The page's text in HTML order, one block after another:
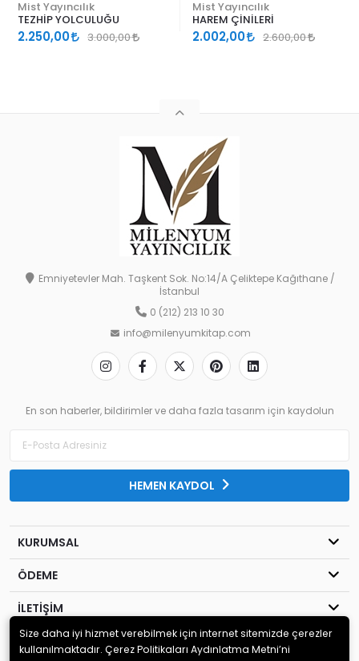
Mist Yayıncılık
TEZHİP YOLCULUĞU
2.250,00 3.000,00
Mist Yayıncılık
HAREM ÇİNİLERİ
2.002,00 2.600,00
Emniyetevler Mah. Taşkent Sok. No:14/A Çeliktepe Kağıthane /
İstanbul
0 (212) 213 10 30
info@milenyumkitap.com
En son haberler, bildirimler ve daha fazla tasarım için kaydolun
HEMEN KAYDOL
KURUMSAL
ÖDEME
İLETİŞİM
© 2020MİLENYUM YAYINCILIK. Tüm hakları saklıdır.
Size daha iyi hizmet verebilmek için internet sitemizde çerezler
kullanılmaktadır. Çerez Politikaları Aydınlatma Metni’ni